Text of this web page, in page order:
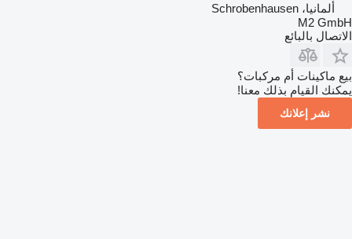
ألمانيا، Schrobenhausen
M2 GmbH
الاتصال بالبائع
بيع ماكينات أم مركبات؟
يمكنك القيام بذلك معنا!
نشر إعلانك